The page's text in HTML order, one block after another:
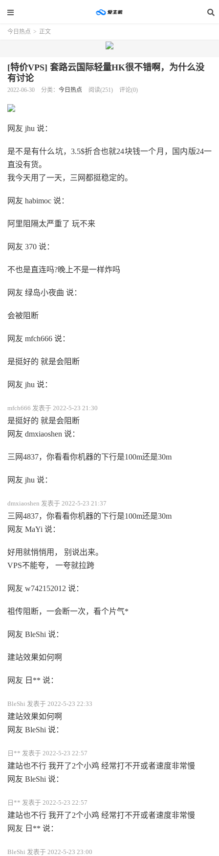
今日热点 > 正文
[特价VPS] 套路云国际轻量HK很不错啊，为什么没
有讨论
2022-06-30 分类： 今日热点 阅读(251) 评论(0)
网友 jhu 说：
是不是有什么坑，3.5$折合也就24块钱一个月，国内版24一
直没有货。
我今天用了一天，三网都挺稳定的。
网友 habimoc 说：
阿里阻隔太严重了 玩不来
网友 370 说：
不也是直连吗?晚上不是一样炸吗
网友 绿岛小夜曲 说：
会被阻断
网友 mfch666 说：
是挺好的 就是会阻断
网友 jhu 说：
mfch666 发表于 2022-5-23 21:30
是挺好的 就是会阻断
网友 dmxiaoshen 说：
三网4837，你看看你机器的下行是100m还是30m
网友 jhu 说：
dmxiaoshen 发表于 2022-5-23 21:37
三网4837，你看看你机器的下行是100m还是30m
网友 MaYi 说：
好用就悄悄用， 别说出来。
VPS不能夸， 一夸就拉跨
网友 w742152012 说：
祖传阻断，一会断一次，看个片气*
网友 BleShi 说：
建站效果如何啊
网友 日** 说：
BleShi 发表于 2022-5-23 22:33
建站效果如何啊
网友 BleShi 说：
日** 发表于 2022-5-23 22:57
建站也不行 我开了2个小鸡 经常打不开或者速度非常慢
网友 BleShi 说：
日** 发表于 2022-5-23 22:57
建站也不行 我开了2个小鸡 经常打不开或者速度非常慢
网友 日** 说：
BleShi 发表于 2022-5-23 23:00